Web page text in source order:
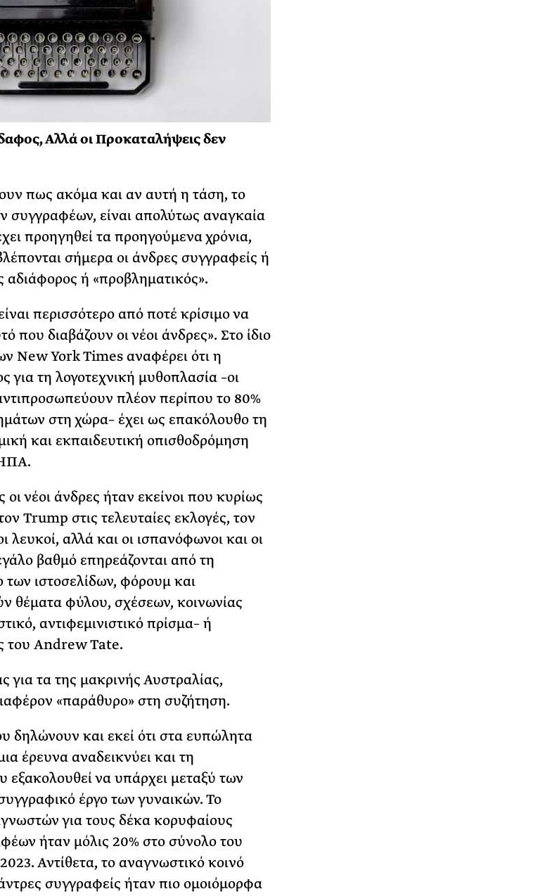
Αλλά οι Προκαταλήψεις δεν
πως ακόμα και αν αυτή η τάση, το
συγγραφέων, είναι απολύτως αναγκαία
προηγηθεί τα προηγούμενα χρόνια,
σήμερα οι άνδρες συγγραφείς ή
αδιάφορος ή «προβληματικός».
περισσότερο από ποτέ κρίσιμο να
που διαβάζουν οι νέοι άνδρες». Στο ίδιο
New York Times αναφέρει ότι η
για τη λογοτεχνική μυθοπλασία –οι
πλέον περίπου το 80%
στη χώρα– έχει ως επακόλουθο τη
και εκπαιδευτική οπισθοδρόμηση
οι νέοι άνδρες ήταν εκείνοι που κυρίως
Trump στις τελευταίες εκλογές, τον
λευκοί, αλλά και οι ισπανόφωνοι και οι
βαθμό επηρεάζονται από τη
ιστοσελίδων, φόρουμ και
θέματα φύλου, σχέσεων, κοινωνίας
αντιφεμινιστικό πρίσμα– ή
του Andrew Tate.
για τα της μακρινής Αυστραλίας,
«παράθυρο» στη συζήτηση.
δηλώνουν και εκεί ότι στα ευπώλητα
έρευνα αναδεικνύει και τη
εξακολουθεί να υπάρχει μεταξύ των
έργο των γυναικών. Το
για τους δέκα κορυφαίους
ήταν μόλις 20% στο σύνολο του
Αντίθετα, το αναγνωστικό κοινό
συγγραφείς ήταν πιο ομοιόμορφα